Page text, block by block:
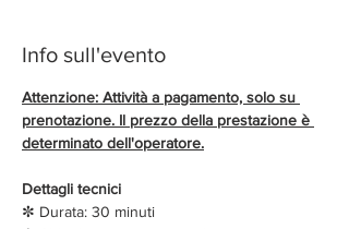
Info sull'evento
Attenzione: Attività a pagamento, solo su
prenotazione. Il prezzo della prestazione è
determinato dell'operatore.
Dettagli tecnici
✼ Durata: 30 minuti